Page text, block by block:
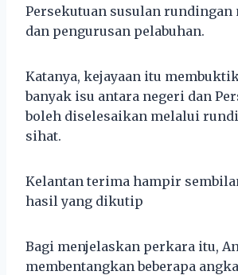
Persekutuan susulan rundingan
dan pengurusan pelabuhan.
Katanya, kejayaan itu
banyak isu antara negeri dan
boleh diselesaikan melalui
sihat.
Kelantan terima hampir
hasil yang dikutip
Bagi menjelaskan perkara itu,
membentangkan beberapa